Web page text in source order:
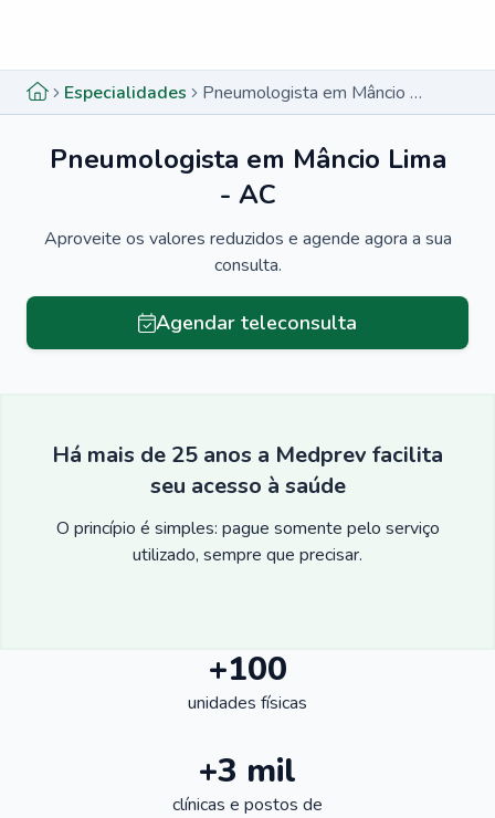
Especialidades Pneumologista em Mâncio Lima - AC
Pneumologista em Mâncio Lima
- AC
Aproveite os valores reduzidos e agende agora a sua
consulta.
Agendar teleconsulta
Há mais de 25 anos a Medprev facilita
seu acesso à saúde
O princípio é simples: pague somente pelo serviço
utilizado, sempre que precisar.
+100
unidades físicas
+3 mil
clínicas e postos de